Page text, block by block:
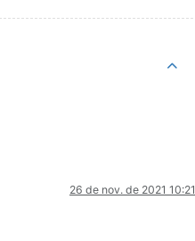
26 de nov. de 2021 10:21